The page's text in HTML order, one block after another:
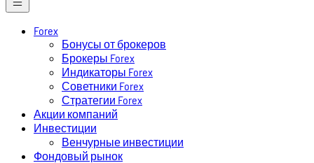
Forex
Бонусы от брокеров
Брокеры Forex
Индикаторы Forex
Советники Forex
Стратегии Forex
Акции компаний
Инвестиции
Венчурные инвестиции
Фондовый рынок